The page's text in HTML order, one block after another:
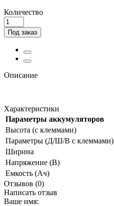
Количество
Под заказ
Описание
Характеристики
Параметры аккумуляторов
Высота (с клеммами)
Параметры (Д/Ш/В с клеммами)
Ширина
Напряжение (В)
Емкость (Ач)
Отзывов (0)
Написать отзыв
Ваше имя: